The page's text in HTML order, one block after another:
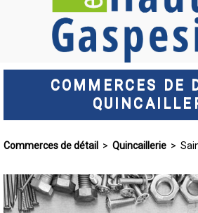
COMMERCES DE
Commerces de détail > Quincaillerie >